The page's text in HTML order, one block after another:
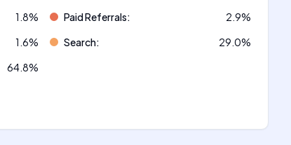
1.8% Paid Referrals: 2.9%
1.6% Search: 29.0%
64.8%